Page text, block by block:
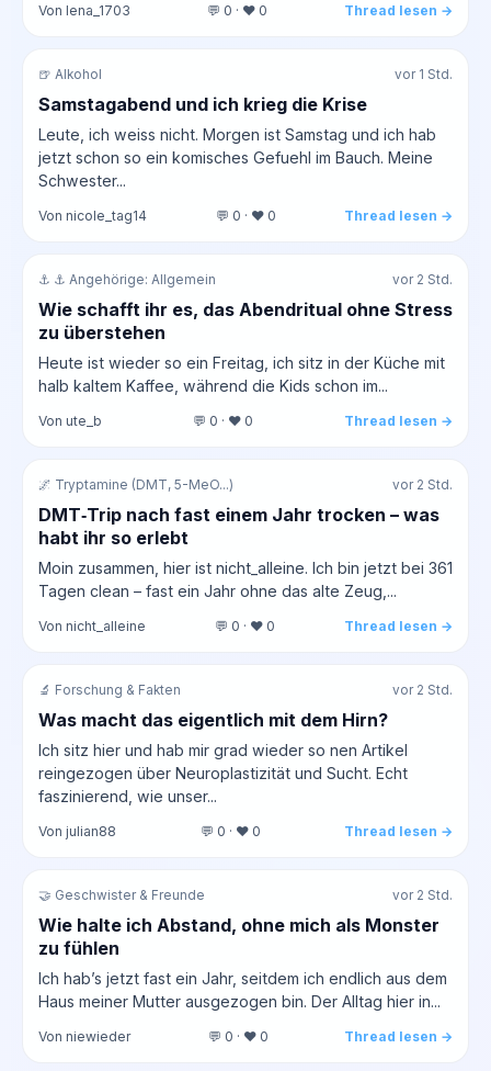
Von lena_1703 💬 0 · ❤️ 0 Thread lesen →
🍺 Alkohol vor 1 Std.
Samstagabend und ich krieg die Krise
Leute, ich weiss nicht. Morgen ist Samstag und ich hab
jetzt schon so ein komisches Gefuehl im Bauch. Meine
Schwester...
Von nicole_tag14 💬 0 · ❤️ 0 Thread lesen →
⚓ ⚓ Angehörige: Allgemein vor 2 Std.
Wie schafft ihr es, das Abendritual ohne Stress
zu überstehen
Heute ist wieder so ein Freitag, ich sitz in der Küche mit
halb kaltem Kaffee, während die Kids schon im...
Von ute_b 💬 0 · ❤️ 0 Thread lesen →
🌌 Tryptamine (DMT, 5-MeO...) vor 2 Std.
DMT‑Trip nach fast einem Jahr trocken – was
habt ihr so erlebt
Moin zusammen, hier ist nicht_alleine. Ich bin jetzt bei 361
Tagen clean – fast ein Jahr ohne das alte Zeug,...
Von nicht_alleine 💬 0 · ❤️ 0 Thread lesen →
🔬 Forschung & Fakten vor 2 Std.
Was macht das eigentlich mit dem Hirn?
Ich sitz hier und hab mir grad wieder so nen Artikel
reingezogen über Neuroplastizität und Sucht. Echt
faszinierend, wie unser...
Von julian88 💬 0 · ❤️ 0 Thread lesen →
🤝 Geschwister & Freunde vor 2 Std.
Wie halte ich Abstand, ohne mich als Monster
zu fühlen
Ich hab’s jetzt fast ein Jahr, seitdem ich endlich aus dem
Haus meiner Mutter ausgezogen bin. Der Alltag hier in...
Von niewieder 💬 0 · ❤️ 0 Thread lesen →